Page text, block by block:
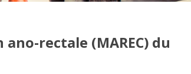
rectale (MAREC) du